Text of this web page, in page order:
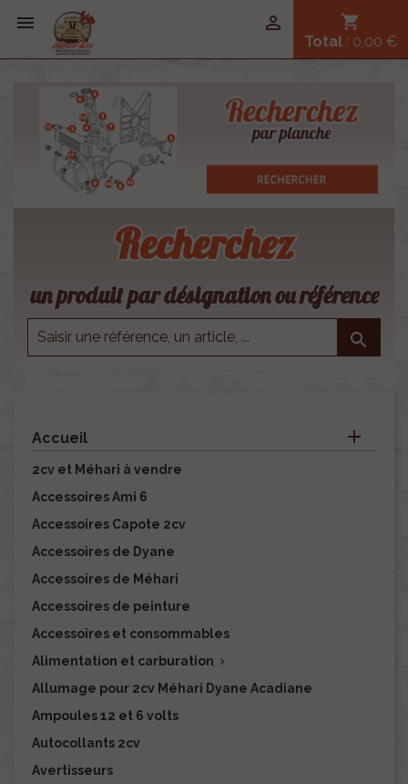
 shopping_cart
Total : 0,00 €

Recherchez
un produit par désignation ou référence

Accueil 
2cv et Méhari à vendre
Accessoires Ami 6
Accessoires Capote 2cv
Accessoires de Dyane
Accessoires de Méhari
Accessoires de peinture
Accessoires et consommables
Alimentation et carburation 
Allumage pour 2cv Méhari Dyane Acadiane
Ampoules 12 et 6 volts
Autocollants 2cv
Avertisseurs